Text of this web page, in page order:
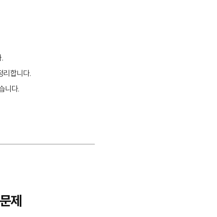
리합니다.
니다.
제